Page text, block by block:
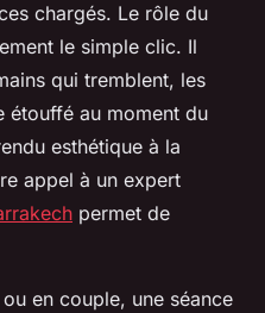
chargés. Le rôle du
le simple clic. Il
qui tremblent, les
étouffé au moment du
esthétique à la
appel à un expert
permet de
en couple, une séance